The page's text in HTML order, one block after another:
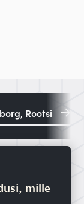
Rootsi
mille